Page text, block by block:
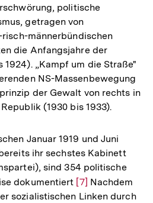
politische
getragen von
männerbündischen
die Anfangsjahre der
„Kampf um die Straße"
NS-Massenbewegung
der Gewalt von rechts in
(1930 bis 1933).
Januar 1919 und Juni
ihr sechstes Kabinett
sind 354 politische
dokumentiert Zur
Auflösung
[7] Nachdem
sozialistischen Linken durch